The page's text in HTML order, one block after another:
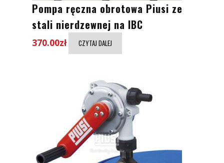
Pompa ręczna obrotowa Piusi ze
stali nierdzewnej na IBC
370.00zł CZYTAJ DALEJ